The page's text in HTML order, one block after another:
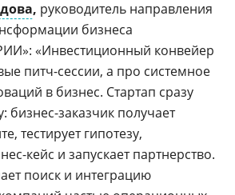
, руководитель направления
бизнеса
«Инвестиционный конвейер
питч-сессии, а про системное
в бизнес. Стартап сразу
бизнес-заказчик получает
тестирует гипотезу,
кейс и запускает партнерство.
поиск и интеграцию